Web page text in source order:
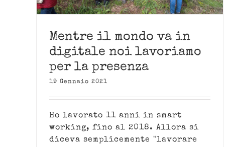
Mentre il mondo va in
digitale noi lavoriamo
per la presenza
19 Gennaio 2021
Ho lavorato 11 anni in smart
working, fino al 2018. Allora si
diceva semplicemente "lavorare